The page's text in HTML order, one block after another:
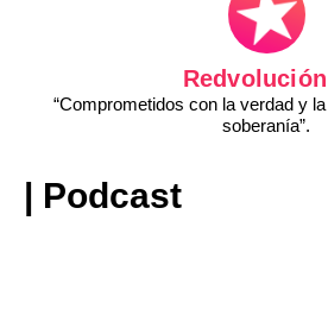
Redvolución
“Comprometidos con la verdad y
soberanía”.
| Podcast